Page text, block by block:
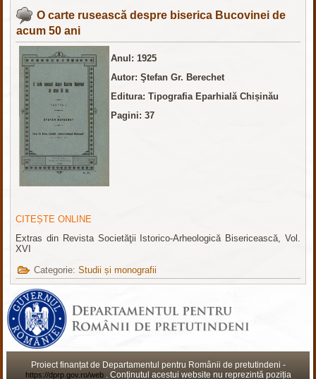
Статьи и обзоры
O carte rusească despre biserica Bucovinei de
acum 50 ani
Anul: 1925
Autor:Ştefan Gr. Berechet
Editura: Tipografia Eparhială Chișinău
Pagini: 37
CITEȘTE ONLINE
Extras din Revista Societăţii Istorico-Arheologică Bisericească, Vol.
XVI
Categorie:Studii și monografii
Proiect finanțat de Departamentul pentru Românii de pretutindeni -
https://dprp.gov.ro/web . Conținutul acestui website nu reprezintă poziția